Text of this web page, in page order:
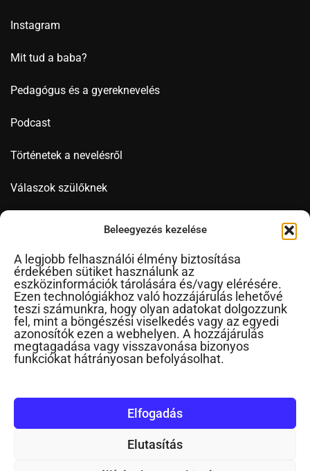
Beleegyezés kezelése
A legjobb felhasználói élmény biztosítása
érdekében sütiket használunk az
eszközinformációk tárolására és/vagy elérésére.
Ezen technológiákhoz való hozzájárulás lehetővé
teszi számunkra, hogy olyan adatokat dolgozzunk
fel, mint a böngészési viselkedés vagy az egyedi
azonosítók ezen a webhelyen. A hozzájárulás
megtagadása vagy visszavonása bizonyos
funkciókat hátrányosan befolyásolhat.
Elfogadás
Elutasítás
Instagram
Mit tud a baba?
Pedagógus és a gyereknevelés
Podcast
Történetek a nevelésről
Válaszok szülőknek
Novák Ferenc
Cikkek ábécérendben
Impresszum
RSS
Kapcsolat
©2024. Minden jog fenntartva